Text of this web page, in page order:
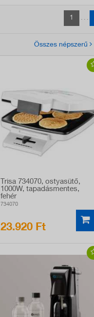
1 . . .
Összes népszerű
Trisa 734070, ostyasütő,
1000W, tapadásmentes,
fehér
734070
23.920 Ft